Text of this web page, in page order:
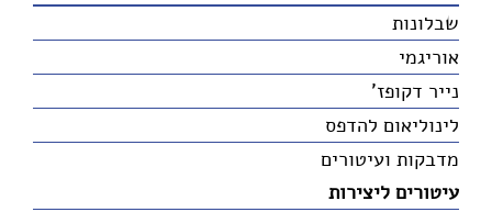
שבלונות
אוריגמי
נייר דקופז'
לינוליאום להדפס
מדבקות ועיטורים
עיטורים ליצירות